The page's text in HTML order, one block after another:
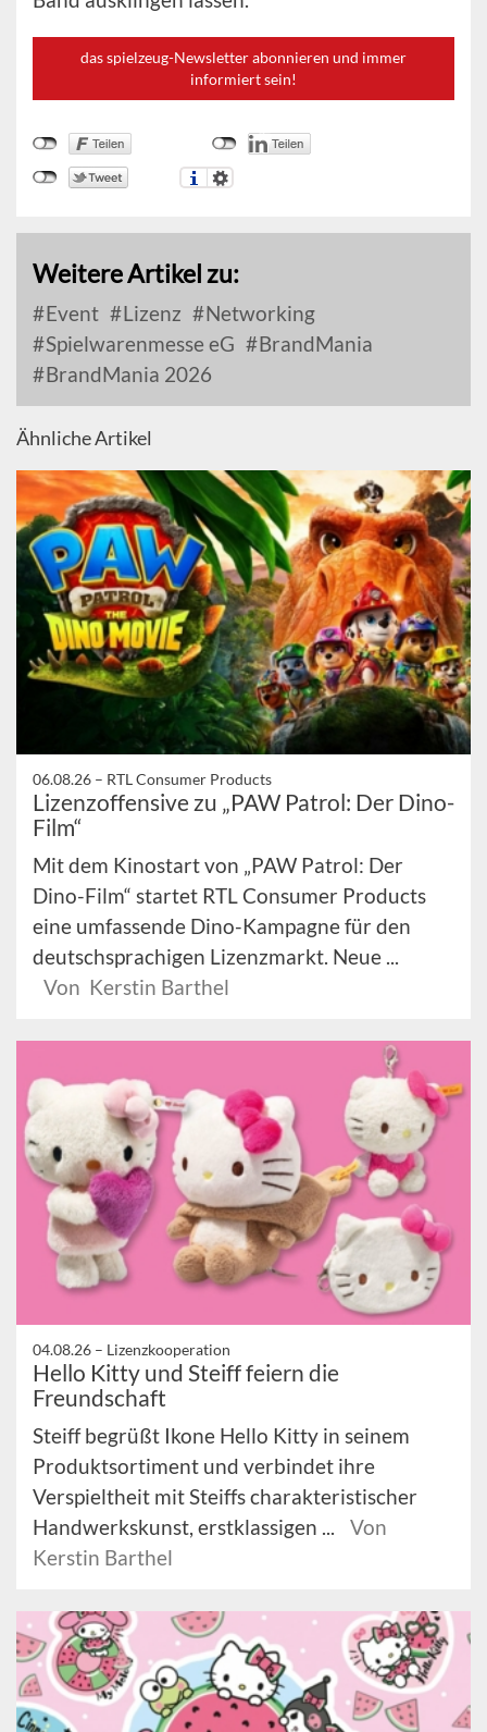
das spielzeug-Newsletter abonnieren und immer
informiert sein!
Weitere Artikel zu:
Event Lizenz
Networking
Spielwarenmesse eG
BrandMania
BrandMania 2026
Ähnliche Artikel
06.08.26 – RTL Consumer Products
Lizenzoffensive zu „PAW Patrol: Der Dino-
Film“
Mit dem Kinostart von „PAW Patrol: Der
Dino-Film“ startet RTL Consumer Products
eine umfassende Dino-Kampagne für den
deutschsprachigen Lizenzmarkt. Neue ...
Von Kerstin Barthel
04.08.26 – Lizenzkooperation
Hello Kitty und Steiff feiern die
Freundschaft
Steiff begrüßt Ikone Hello Kitty in seinem
Produktsortiment und verbindet ihre
Verspieltheit mit Steiffs charakteristischer
Handwerkskunst, erstklassigen ...
Von
Kerstin Barthel